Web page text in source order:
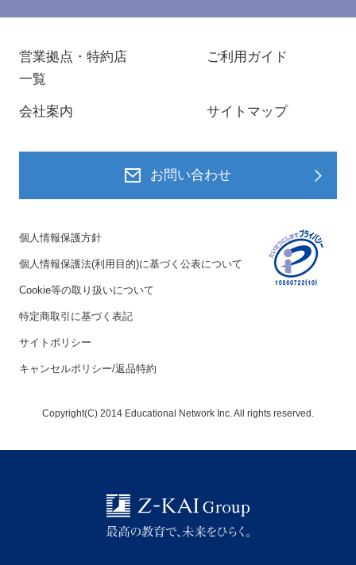
営業拠点・特約店
一覧
ご利用ガイド
会社案内 サイトマップ
お問い合わせ
個人情報保護方針
個人情報保護法(利用目的)に基づく公表について
Cookie等の取り扱いについて
特定商取引に基づく表記
サイトポリシー
キャンセルポリシー/返品特約
Copyright(C) 2014 Educational Network Inc. All rights reserved.